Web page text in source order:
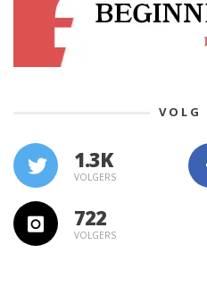
VOLG
1.3K
VOLGERS
722
VOLGERS